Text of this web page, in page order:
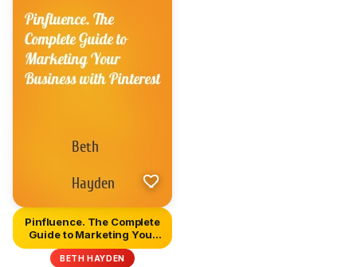
Pinfluence. The Complete
Guide to Marketing Your
B...
BETH HAYDEN